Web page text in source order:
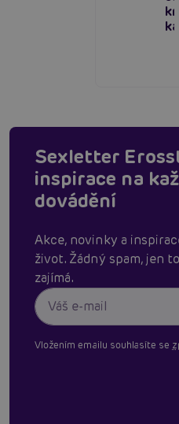
Sexletter
inspirace na
dovádění
Akce, novinky a
život. Žádný spam, jen
zajímá.
Vložením emailu souhlasíte se